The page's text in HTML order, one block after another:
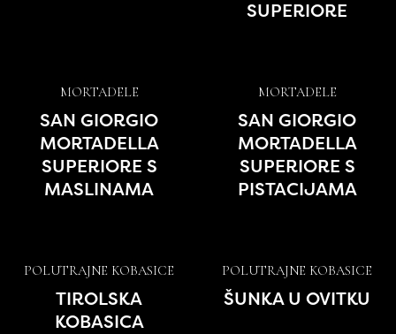
SUPERIORE
MORTADELE
SAN GIORGIO
MORTADELLA
SUPERIORE S
MASLINAMA
MORTADELE
SAN GIORGIO
MORTADELLA
SUPERIORE S
PISTACIJAMA
POLUTRAJNE KOBASICE
TIROLSKA
KOBASICA
POLUTRAJNE KOBASICE
ŠUNKA U OVITKU